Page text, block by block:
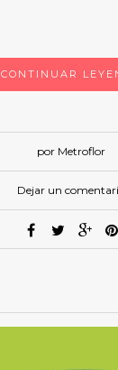
CONTINUAR
por Metroflor
Dejar un